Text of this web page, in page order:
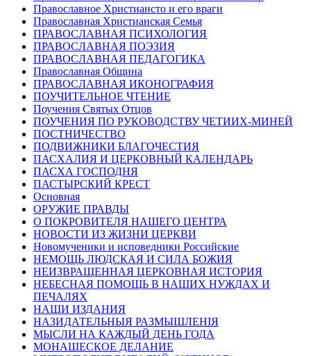
Православное Христиансто и его враги
Православная Христианская Семья
ПРАВОСЛАВНАЯ ПСИХОЛОГИЯ
ПРАВОСЛАВНАЯ ПОЭЗИЯ
ПРАВОСЛАВНАЯ ПЕДАГОГИКА
Православная Община
ПРАВОСЛАВНАЯ ИКОНОГРАФИЯ
ПОУЧИТЕЛЬНОЕ ЧТЕНИЕ
Поучения Святых Отцов
ПОУЧЕНИЯ ПО РУКОВОДСТВУ ЧЕТИИХ-МИНЕЙ
ПОСТНИЧЕСТВО
ПОДВИЖНИКИ БЛАГОЧЕСТИЯ
ПАСХАЛИЯ И ЦЕРКОВНЫЙ КАЛЕНДАРЬ
ПАСХА ГОСПОДНЯ
ПАСТЫРСКИЙ КРЕСТ
Основная
ОРУЖИЕ ПРАВДЫ
О ПОКРОВИТЕЛЯ НАШЕГО ЦЕНТРА
НОВОСТИ ИЗ ЖИЗНИ ЦЕРКВИ
Новомученики и исповедники Российские
НЕМОЩЬ ЛЮДСКАЯ И СИЛА БОЖИЯ
НЕИЗВРАЩЕННАЯ ЦЕРКОВНАЯ ИСТОРИЯ
НЕБЕСНАЯ ПОМОЩЬ В НАШИХ НУЖДАХ И
ПЕЧАЛЯХ
НАШИ ИЗДАНИЯ
НАЗИДАТЕЛЬНЫЯ РАЗМЫШЛЕНІЯ
МЫСЛИ НА КАЖДЫЙ ДЕНЬ ГОДА
МОНАШЕСКОЕ ДЕЛАНИЕ